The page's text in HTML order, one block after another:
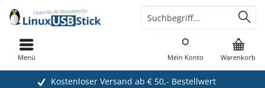
Kostenloser Versand ab € 50,- Bestellwert
Warenkorb
Mein Konto
Menü